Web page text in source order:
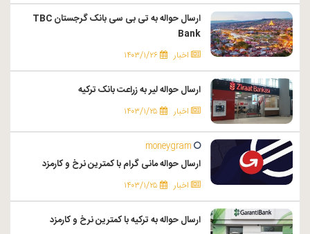
ارسال حواله به تی بی سی بانک گرجستان TBC
Bank
اخبار ۱۴۰۳/۱/۲۶
ارسال حواله لیر به زراعت بانک ترکیه
اخبار ۱۴۰۳/۱/۲۵
moneygram
ارسال حواله مانی گرام با کمترین نرخ و کارمزد
اخبار ۱۴۰۳/۱/۲۵
ارسال حواله به ترکیه با کمترین نرخ و کارمزد